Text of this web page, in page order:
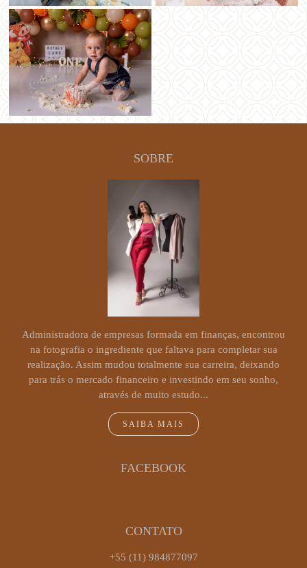
SOBRE
Administradora de empresas formada em finanças, encontrou
na fotografia o ingrediente que faltava para completar sua
realização. Assim mudou totalmente sua carreira, deixando
para trás o mercado financeiro e investindo em seu sonho,
através de muito estudo...
SAIBA MAIS
FACEBOOK
CONTATO
+55 (11) 984877097